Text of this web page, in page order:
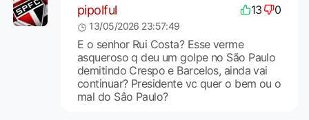
pipolful 13 0
13/05/2026 23:57:49
E o senhor Rui Costa? Esse verme
asqueroso q deu um golpe no São Paulo
demitindo Crespo e Barcelos, ainda vai
continuar? Presidente vc quer o bem ou o
mal do Sâo Paulo?